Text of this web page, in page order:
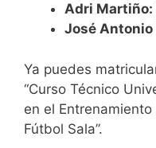
Adri Martiño:
José
Ya puedes
“Curso Técnico
en el
Fútbol Sala”.